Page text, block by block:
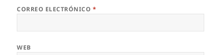
CORREO ELECTRÓNICO *
WEB